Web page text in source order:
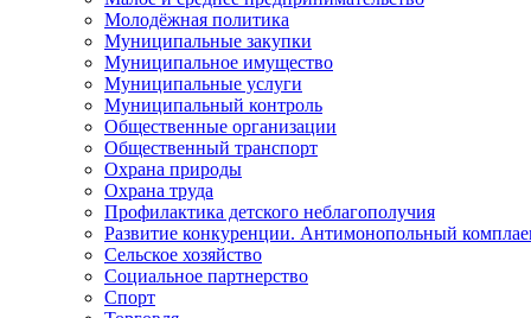
Молодёжная политика
Муниципальные закупки
Муниципальное имущество
Муниципальные услуги
Муниципальный контроль
Общественные организации
Общественный транспорт
Охрана природы
Охрана труда
Профилактика детского неблагополучия
Развитие конкуренции. Антимонопольный
Сельское хозяйство
Социальное партнерство
Спорт